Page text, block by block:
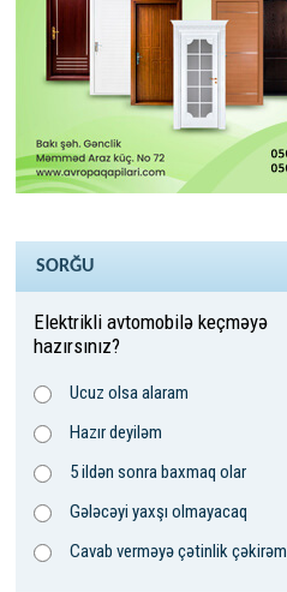
SORĞU
Elektrikli avtomobilə keçməyə
hazırsınız?
Ucuz olsa alaram
Hazır deyiləm
5 ildən sonra baxmaq olar
Gələcəyi yaxşı olmayacaq
Cavab verməyə çətinlik çəkirəm